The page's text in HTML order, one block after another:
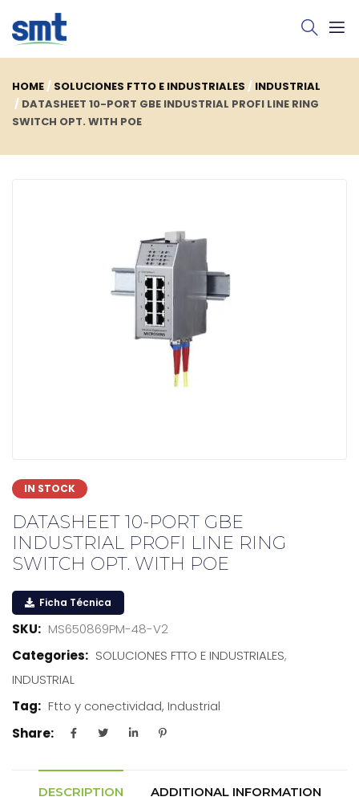
HOME SOLUCIONES FTTO E INDUSTRIALES
INDUSTRIAL
DATASHEET 10-PORT GBE INDUSTRIAL PROFI LINE RING
SWITCH OPT. WITH POE
IN STOCK
DATASHEET 10-PORT GBE
INDUSTRIAL PROFI LINE RING
SWITCH OPT. WITH POE
Ficha Técnica
SKU: MS650869PM-48-V2
Categories: SOLUCIONES FTTO E INDUSTRIALES,
INDUSTRIAL
Tag: Ftto y conectividad, Industrial
Share:
DESCRIPTION ADDITIONAL INFORMATION